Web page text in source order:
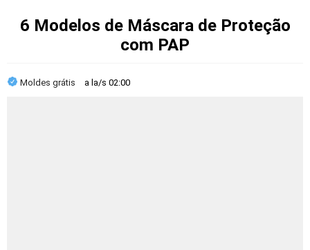
6 Modelos de Máscara de Proteção
com PAP
Moldes grátis a la/s 02:00